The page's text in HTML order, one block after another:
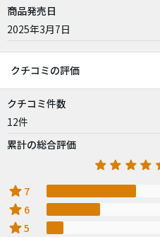
商品発売日
2025年3月7日
クチコミの評価
クチコミ件数
12件
累計の総合評価
star 7
star 6
star5